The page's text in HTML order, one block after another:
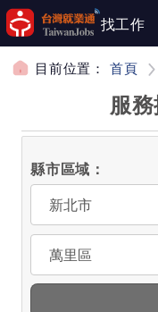
跳到主要內容
找工作
目前位置： 首頁
服
縣市區域：
選擇縣市
選擇區域